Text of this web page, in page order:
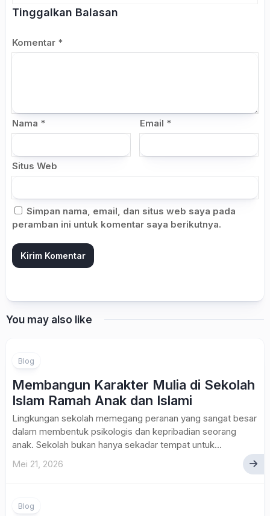
Tinggalkan Balasan
Komentar *
Nama * Email *
Situs Web
Simpan nama, email, dan situs web saya pada
peramban ini untuk komentar saya berikutnya.
You may also like
Blog
Membangun Karakter Mulia di Sekolah
Islam Ramah Anak dan Islami
Lingkungan sekolah memegang peranan yang sangat besar
dalam membentuk psikologis dan kepribadian seorang
anak. Sekolah bukan hanya sekadar tempat untuk...
Mei 21, 2026
Blog